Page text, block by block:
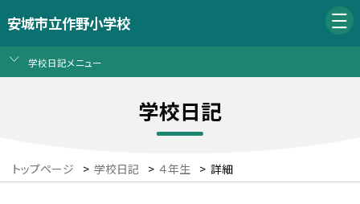
安城市立作野小学校
学校日記メニュー
学校日記
トップページ > 学校日記 > ４年生 > 詳細